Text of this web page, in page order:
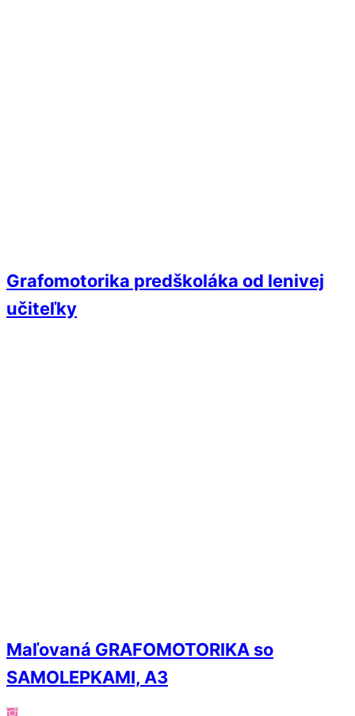
Grafomotorika predškoláka od lenivej
učiteľky
Maľovaná GRAFOMOTORIKA so
SAMOLEPKAMI, A3